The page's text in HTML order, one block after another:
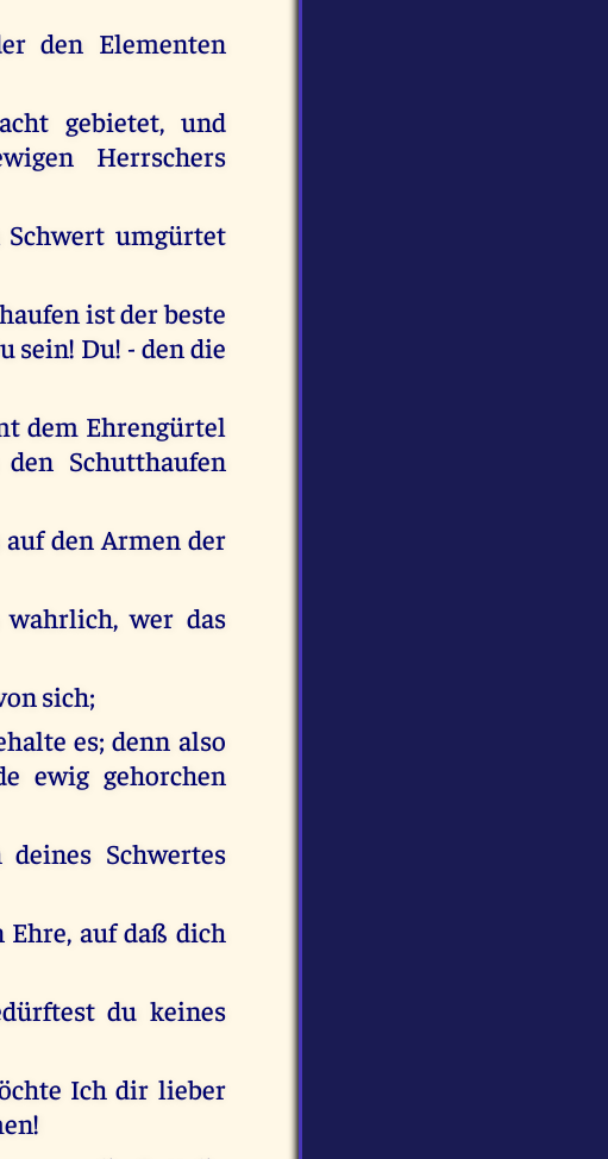
den Elementen
gebietet, und
Herrschers
umgürtet
ist der beste
sein! Du! - den die
dem Ehrengürtel
Schutthaufen
den Armen der
wer das
sich;
es; denn also
ewig gehorchen
Schwertes
auf daß dich
du keines
Ich dir lieber